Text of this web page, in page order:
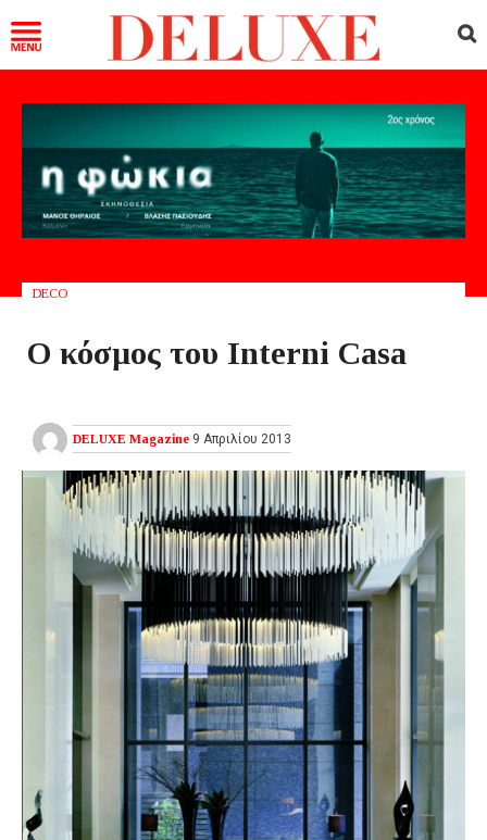
DECO
Ο κόσμος του Interni Casa
DELUXE Magazine 9 Απριλίου 2013